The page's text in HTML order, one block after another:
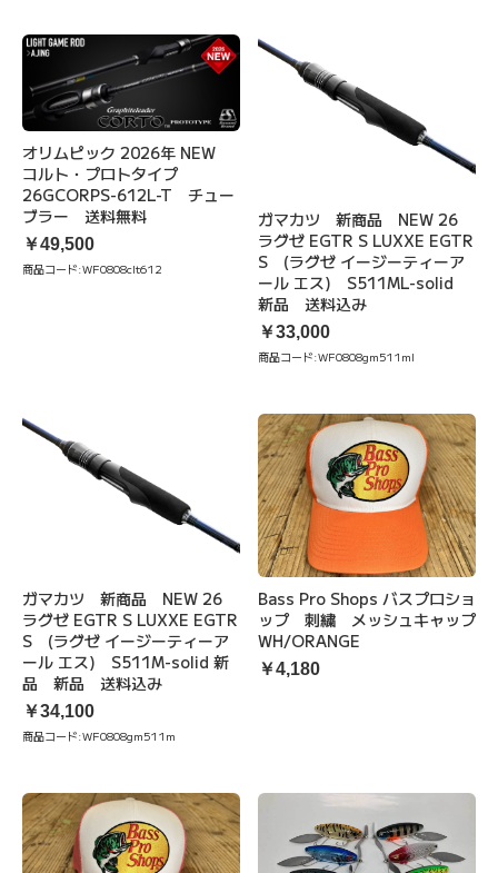
オリムピック 2026年 NEW
コルト・プロトタイプ
26GCORPS-612L-T チュー
ブラー 送料無料
￥49,500
商品コード:WF0808clt612
ガマカツ 新商品 NEW 26
ラグゼ EGTR S LUXXE EGTR
S (ラグゼ イージーティーア
ール エス) S511ML-solid
新品 送料込み
￥33,000
商品コード:WF0808gm511ml
ガマカツ 新商品 NEW 26
ラグゼ EGTR S LUXXE EGTR
S (ラグゼ イージーティーア
ール エス) S511M-solid 新
品 新品 送料込み
￥34,100
商品コード:WF0808gm511m
Bass Pro Shops バスプロショ
ップ 刺繍 メッシュキャップ
WH/ORANGE
￥4,180